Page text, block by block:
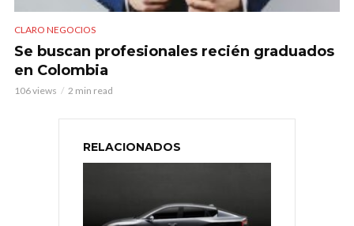
CLARO NEGOCIOS
Se buscan profesionales recién graduados
en Colombia
106 views 2 min read
RELACIONADOS